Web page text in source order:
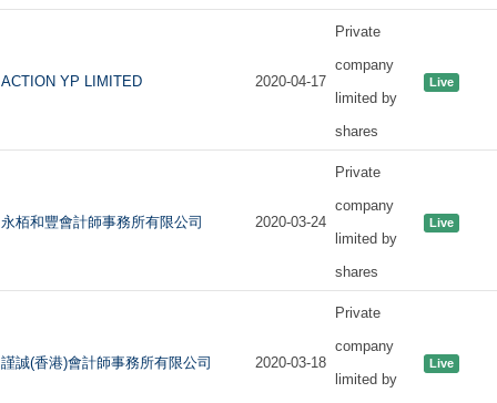
ACTION YP LIMITED 2020-04-17
Private
company
limited by
shares
Live
永栢和豐會計師事務所有限公司 2020-03-24
Private
company
limited by
shares
Live
謹誠(香港)會計師事務所有限公司 2020-03-18
Private
company
limited by
Live